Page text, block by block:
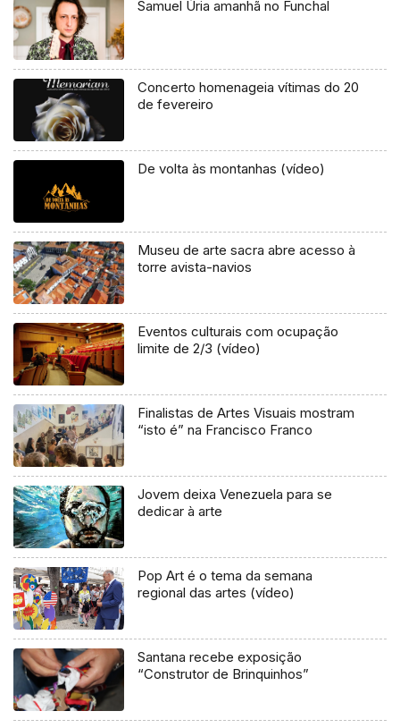
Samuel Úria amanhã no Funchal
Concerto homenageia vítimas do 20
de fevereiro
De volta às montanhas (vídeo)
Museu de arte sacra abre acesso à
torre avista-navios
Eventos culturais com ocupação
limite de 2/3 (vídeo)
Finalistas de Artes Visuais mostram
“isto é” na Francisco Franco
Jovem deixa Venezuela para se
dedicar à arte
Pop Art é o tema da semana
regional das artes (vídeo)
Santana recebe exposição
“Construtor de Brinquinhos”